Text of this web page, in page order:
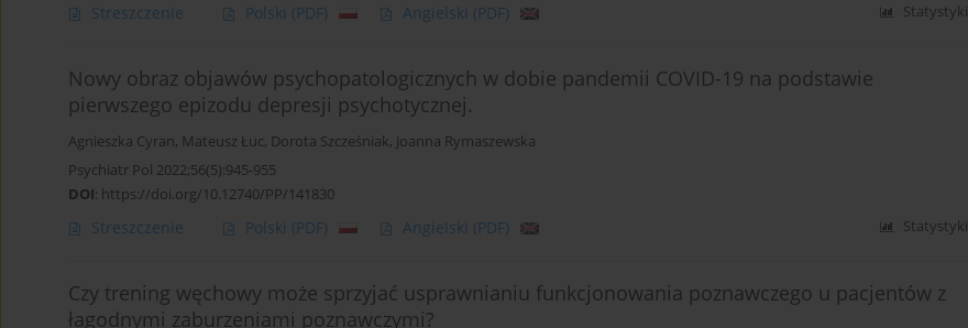
Streszczenie Polski (PDF) Angielski (PDF) Statystyki
Nowy obraz objawów psychopatologicznych w dobie pandemii COVID-19 na podstawie
pierwszego epizodu depresji psychotycznej.
Agnieszka Cyran, Mateusz Łuc, Dorota Szcześniak, Joanna Rymaszewska
Psychiatr Pol 2022;56(5):945-955
DOI: https://doi.org/10.12740/PP/141830
Streszczenie Polski (PDF) Angielski (PDF) Statystyki
Czy trening węchowy może sprzyjać usprawnianiu funkcjonowania poznawczego u pacjentów z
łagodnymi zaburzeniami poznawczymi?